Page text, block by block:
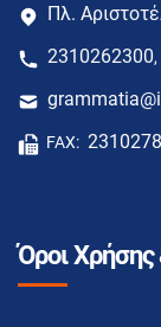
Πλ.
2310262300,
FAX:
Όροι